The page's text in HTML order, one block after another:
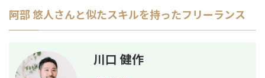
阿部 悠人さんと似たスキルを持ったフリーランス
川口 健作